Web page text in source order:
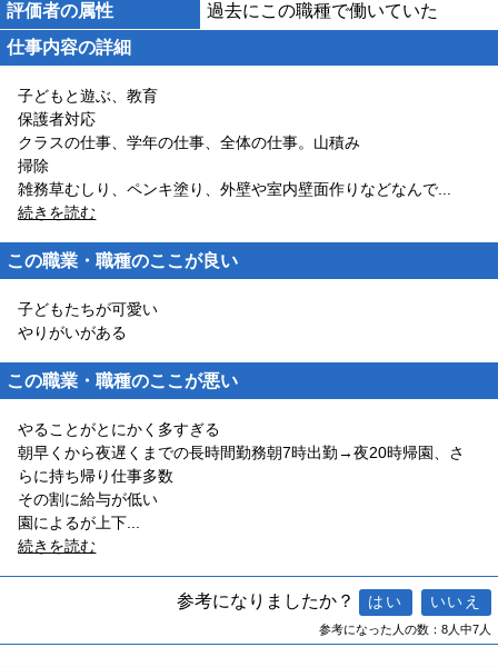
評価者の属性
過去にこの職種で働いていた
仕事内容の詳細
子どもと遊ぶ、教育
保護者対応
クラスの仕事、学年の仕事、全体の仕事。山積み
掃除
雑務草むしり、ペンキ塗り、外壁や室内壁面作りなどなんで
続きを読む
この職業・職種のここが良い
子どもたちが可愛い
やりがいがある
この職業・職種のここが悪い
やることがとにかく多すぎる
朝早くから夜遅くまでの長時間勤務朝7時出勤→夜20時帰園、さ
らに持ち帰り仕事多数
その割に給与が低い
園によるが上下
続きを読む
参考になりましたか？
参考になった人の数：8人中7人